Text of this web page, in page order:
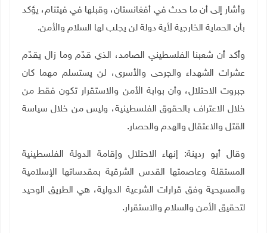
وأشار إلى أن ما حدث في أفغانستان، وقبلها في فيتنام، يؤكد
بأن الحماية الخارجية لأية دولة لن يجلب لها السلام والأمن.
وأكد أن شعبنا الفلسطيني الصامد، الذي قدّم وما زال يقدّم
عشرات الشهداء والجرحى والأسرى، لن يستسلم مهما كان
جبروت الاحتلال، وأن بوابة الأمن والاستقرار تكون فقط من
خلال الاعتراف بالحقوق الفلسطينية، وليس من خلال سياسة
القتل والاعتقال والهدم والحصار.
وقال أبو ردينة: إنهاء الاحتلال وإقامة الدولة الفلسطينية
المستقلة وعاصمتها القدس الشرقية بمقدساتها الإسلامية
والمسيحية وفق قرارات الشرعية الدولية، هي الطريق الوحيد
لتحقيق الأمن والسلام والاستقرار.